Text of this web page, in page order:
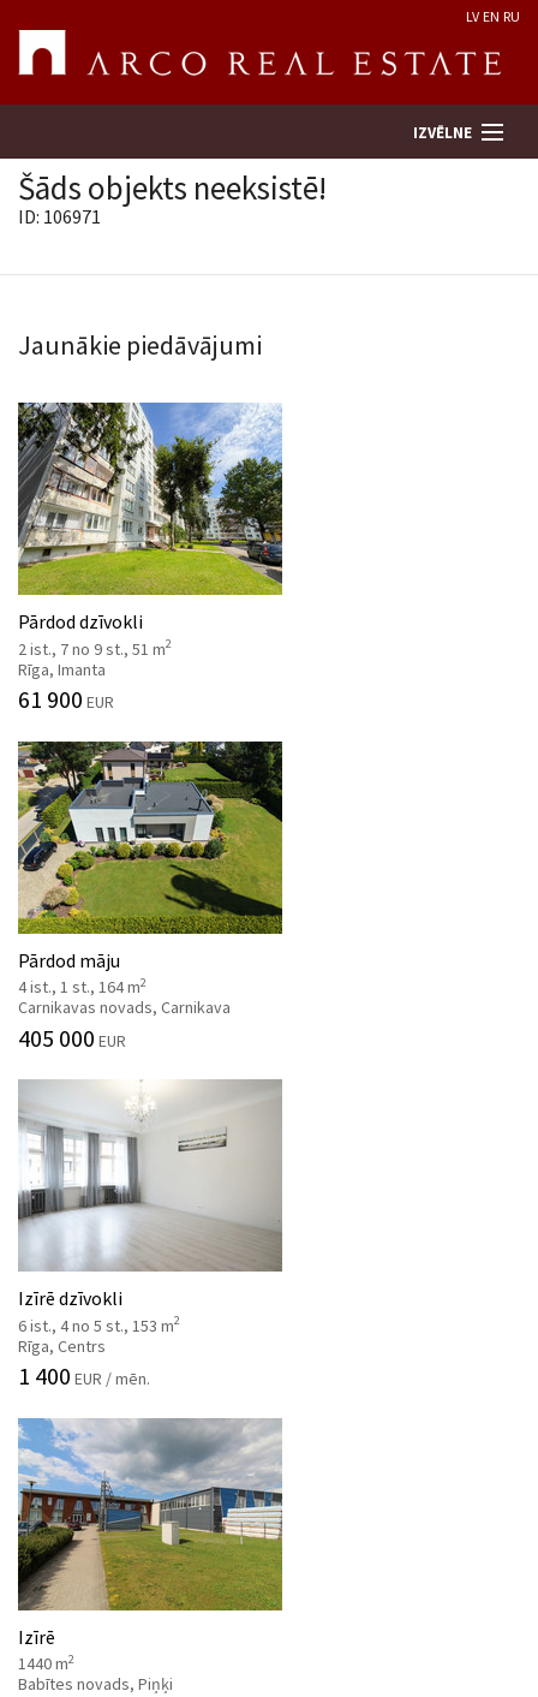
LV EN RU
IZVĒLNE
Uzņēmums
Pakalpojumi
Kontakti
Šāds objekts neeksistē!
ID: 106971
Jaunākie piedāvājumi
Pārdod dzīvokli
2 ist., 7 no 9 st., 51 m2
Rīga, Imanta
61 900 EUR
Pārdod māju
4 ist., 1 st., 164 m2
Carnikavas novads, Carnikava
405 000 EUR
Izīrē dzīvokli
6 ist., 4 no 5 st., 153 m2
Rīga, Centrs
1 400 EUR / mēn.
Izīrē
1440 m2
Babītes novads, Piņķi